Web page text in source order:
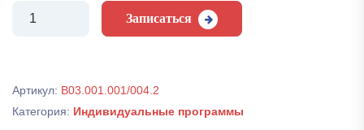
Комплекс
неосложненной
беременности
Записаться
Артикул: В03.001.001/004.2
Категория: Индивидуальные программы